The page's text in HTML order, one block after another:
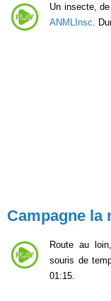
Un insecte,
ANMLInsc.
Campagne la
Route au
souris de
01:15.